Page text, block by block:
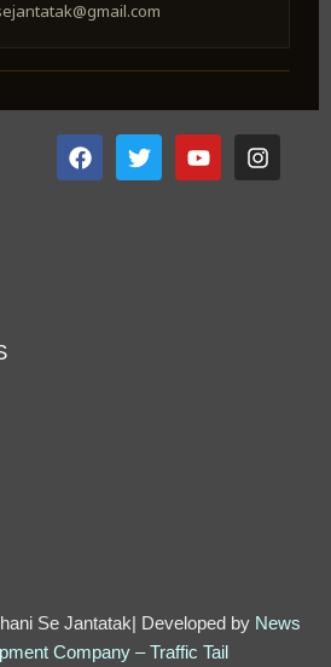
Se Jantatak| Developed by News
Company –Traffic Tail